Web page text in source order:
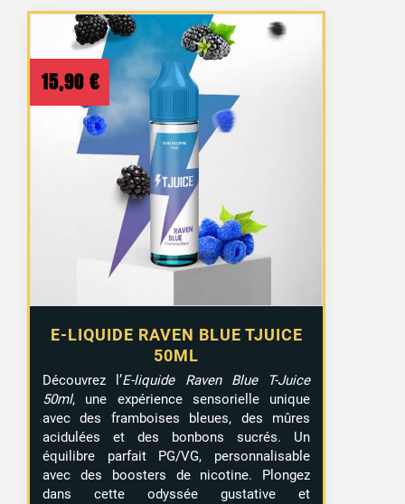
E-LIQUIDE RAVEN BLUE TJUICE
50ML
15,90 €
Découvrez l’E-liquide Raven Blue T-Juice
50ml, une expérience sensorielle unique
avec des framboises bleues, des mûres
acidulées et des bonbons sucrés. Un
équilibre parfait PG/VG, personnalisable
avec des boosters de nicotine. Plongez
dans cette odyssée gustative et